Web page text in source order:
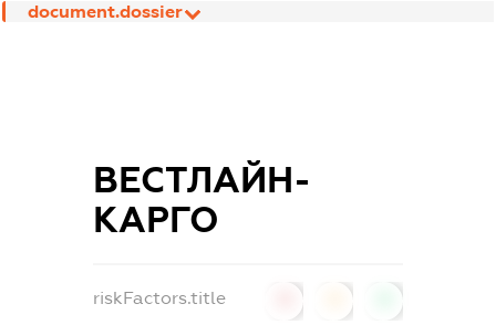
document.dossier
ВЕСТЛАЙН-
КАРГО
riskFactors.title